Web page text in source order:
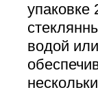
упаковке
водой